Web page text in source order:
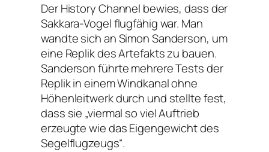
Der History Channel bewies, dass der
Sakkara-Vogel flugfähig war. Man
wandte sich an Simon Sanderson, um
eine Replik des Artefakts zu bauen.
Sanderson führte mehrere Tests der
Replik in einem Windkanal ohne
Höhenleitwerk durch und stellte fest,
dass sie „viermal so viel Auftrieb
erzeugte wie das Eigengewicht des
Segelflugzeugs“.